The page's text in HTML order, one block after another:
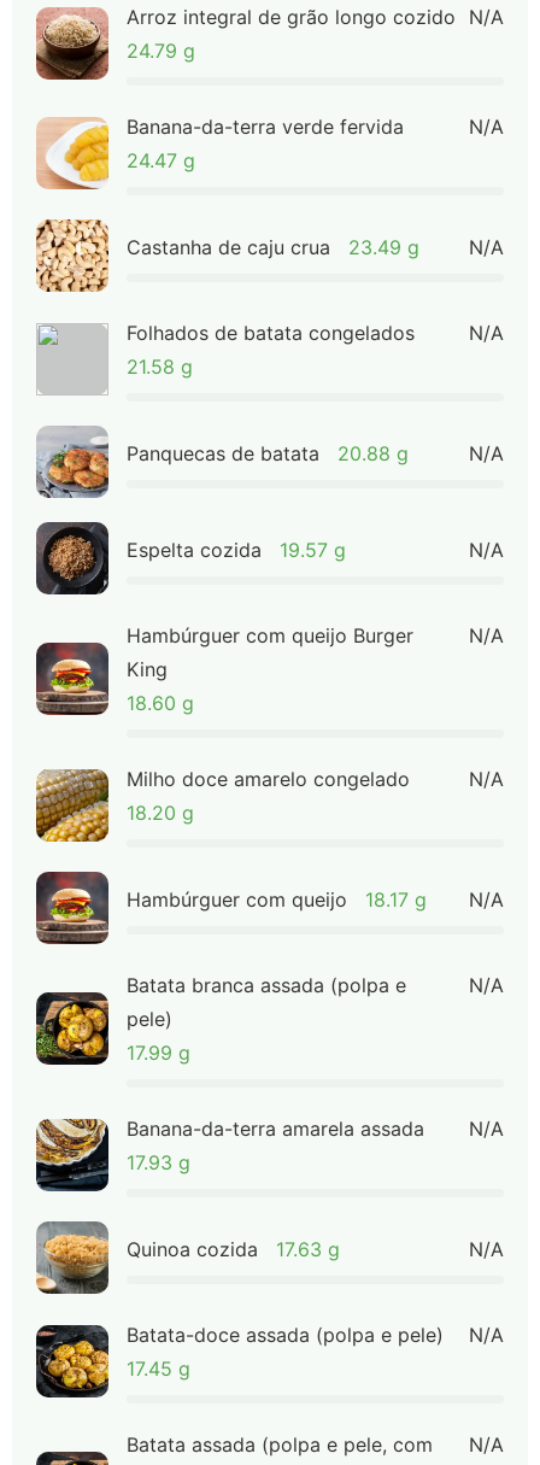
Arroz integral de grão longo cozido
24.79 g
N/A
Banana-da-terra verde fervida
24.47 g
N/A
Castanha de caju crua 23.49 g N/A
Folhados de batata congelados
21.58 g
N/A
Panquecas de batata 20.88 g N/A
Espelta cozida 19.57 g N/A
Hambúrguer com queijo Burger
King
18.60 g
N/A
Milho doce amarelo congelado
18.20 g
N/A
Hambúrguer com queijo 18.17 g N/A
Batata branca assada (polpa e
pele)
17.99 g
N/A
Banana-da-terra amarela assada
17.93 g
N/A
Quinoa cozida 17.63 g N/A
Batata-doce assada (polpa e pele)
17.45 g
N/A
Batata assada (polpa e pele, com
N/A